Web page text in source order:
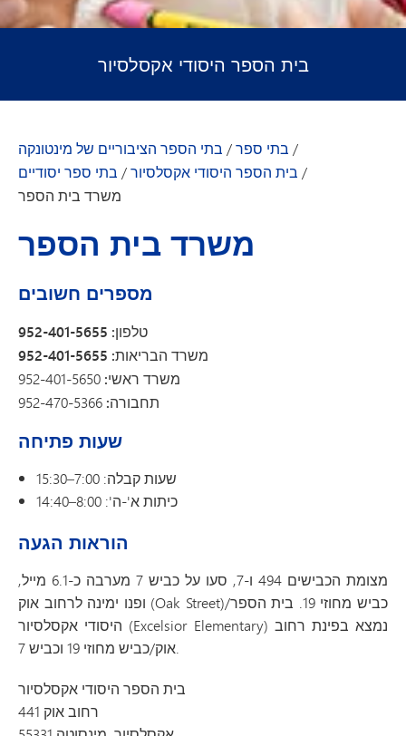
בית הספר היסודי אקסלסיור
בתי הספר הציבוריים של מינטונקה /בתי ספר /
בתי ספר יסודיים /בית הספר היסודי אקסלסיור /
משרד בית הספר
משרד בית הספר
מספרים חשובים
טלפון: 952-401-5655
משרד הבריאות: 952-401-5655
משרד ראשי: 952-401-5650
תחבורה: 952-470-5366
שעות פתיחה
שעות קבלה: 7:00–15:30
כיתות א'-ה': 8:00–14:40
הוראות הגעה
מצומת הכבישים 494 ו-7, סעו על כביש 7 מערבה כ-6.1 מייל,
ופנו ימינה לרחוב אוק (Oak Street)/כביש מחוזי 19. בית הספר
היסודי אקסלסיור (Excelsior Elementary) נמצא בפינת רחוב
אוק/כביש מחוזי 19 וכביש 7.
בית הספר היסודי אקסלסיור
רחוב אוק 441